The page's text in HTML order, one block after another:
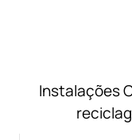
Instalações